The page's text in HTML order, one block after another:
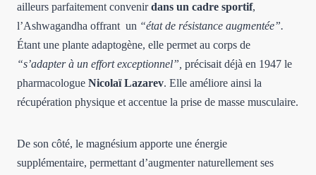
ailleurs parfaitement convenirdans un cadre sportif,
l’Ashwagandha offrant un “état de résistance augmentée”.
Étant une plante adaptogène, elle permet au corps de
“s’adapter à un effort exceptionnel”, précisait déjà en 1947 le
pharmacologue Nicolaï Lazarev. Elle améliore ainsi la
récupération physique et accentue la prise de masse musculaire.
De son côté, le magnésium apporte une énergie
supplémentaire, permettant d’augmenter naturellement ses